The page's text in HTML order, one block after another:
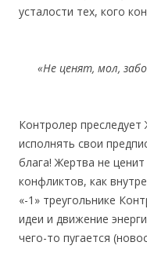
усталости тех, кого
«Не ценят, мол,
Контролер преследует
исполнять свои
блага! Жертва не
конфликтов, как
«-1» треугольнике
идеи и движение
чего-то пугается